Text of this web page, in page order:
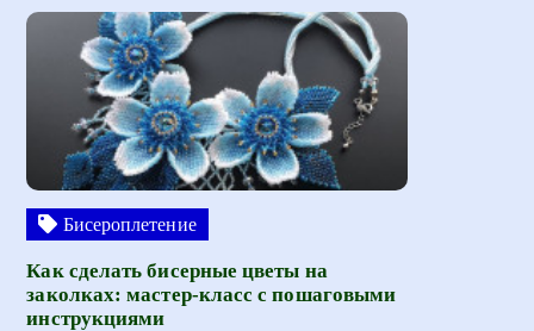
Бисероплетение
Как сделать бисерные цветы на
заколках: мастер-класс с пошаговыми
инструкциями